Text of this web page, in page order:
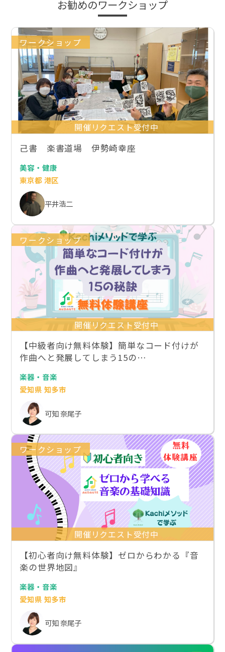
お勧めのワークショップ
ワークショップ
開催リクエスト受付中
己書 楽書道場 伊勢崎幸座
美容・健康
東京都 港区
平井浩二
ワークショップ
開催リクエスト受付中
【中級者向け無料体験】簡単なコード付けが
作曲へと発展してしまう15の…
楽器・音楽
愛知県 知多市
可知 奈尾子
ワークショップ
開催リクエスト受付中
【初心者向け無料体験】ゼロからわかる『音
楽の世界地図』
楽器・音楽
愛知県 知多市
可知 奈尾子